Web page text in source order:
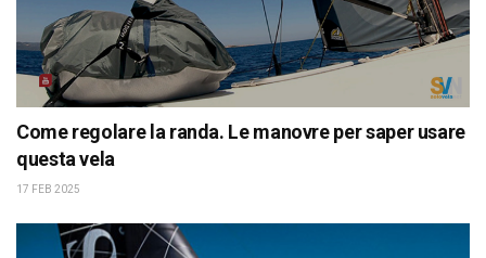
Come regolare la randa. Le manovre per saper usare
questa vela
17 FEB 2025